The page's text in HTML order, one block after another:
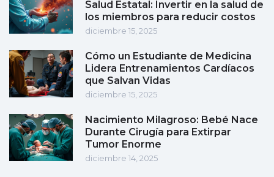
Salud Estatal: Invertir en la salud de
los miembros para reducir costos
diciembre 15, 2025
Cómo un Estudiante de Medicina
Lidera Entrenamientos Cardíacos
que Salvan Vidas
diciembre 15, 2025
Nacimiento Milagroso: Bebé Nace
Durante Cirugía para Extirpar
Tumor Enorme
diciembre 14, 2025